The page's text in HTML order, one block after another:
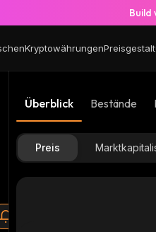
Build
Kryptowährungen
Überblick Bestände
Preis